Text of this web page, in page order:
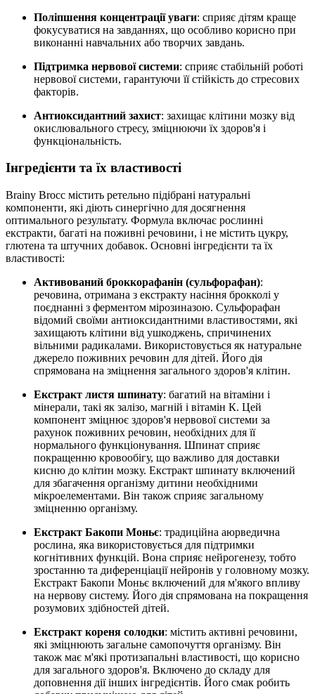
Поліпшення концентрації уваги: сприяє дітям краще
фокусуватися на завданнях, що особливо корисно при
виконанні навчальних або творчих завдань.
Підтримка нервової системи: сприяє стабільній роботі
нервової системи, гарантуючи її стійкість до стресових
факторів.
Антиоксидантний захист: захищає клітини мозку від
окислювального стресу, зміцнюючи їх здоров'я і
функціональність.
Інгредієнти та їх властивості
Brainy Brocc містить ретельно підібрані натуральні
компоненти, які діють синергічно для досягнення
оптимального результату. Формула включає рослинні
екстракти, багаті на поживні речовини, і не містить цукру,
глютена та штучних добавок. Основні інгредієнти та їх
властивості:
Активований броккорафанін (сульфорафан):
речовина, отримана з екстракту насіння брокколі у
поєднанні з ферментом мірозиназою. Сульфорафан
відомий своїми антиоксидантними властивостями, які
захищають клітини від ушкоджень, спричинених
вільними радикалами. Використовується як натуральне
джерело поживних речовин для дітей. Його дія
спрямована на зміцнення загального здоров'я клітин.
Екстракт листя шпинату: багатий на вітаміни і
мінерали, такі як залізо, магній і вітамін К. Цей
компонент зміцнює здоров'я нервової системи за
рахунок поживних речовин, необхідних для її
нормального функціонування. Шпинат сприяє
покращенню кровообігу, що важливо для доставки
кисню до клітин мозку. Екстракт шпинату включений
для збагачення організму дитини необхідними
мікроелементами. Він також сприяє загальному
зміцненню організму.
Екстракт Бакопи Моньє: традиційна аюрведична
рослина, яка використовується для підтримки
когнітивних функцій. Вона сприяє нейрогенезу, тобто
зростанню та диференціації нейронів у головному мозку.
Екстракт Бакопи Моньє включений для м'якого впливу
на нервову систему. Його дія спрямована на покращення
розумових здібностей дітей.
Екстракт кореня солодки: містить активні речовини,
які зміцнюють загальне самопочуття організму. Він
також має м'які протизапальні властивості, що корисно
для загального здоров'я. Включено до складу для
доповнення дії інших інгредієнтів. Його смак робить